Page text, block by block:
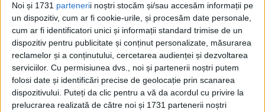
Noi și 1731 partenerii noștri stocăm și/sau accesăm informații pe
un dispozitiv, cum ar fi cookie-urile, și procesăm date personale,
cum ar fi identificatori unici și informații standard trimise de un
dispozitiv pentru publicitate și conținut personalizate, măsurarea
reclamelor și a conținutului, cercetarea audienței și dezvoltarea
serviciilor. Cu permisiunea dvs., noi și partenerii noștri putem
folosi date și identificări precise de geolocație prin scanarea
dispozitivului. Puteți da clic pentru a vă da acordul cu privire la
prelucrarea realizată de către noi și 1731 partenerii noștri